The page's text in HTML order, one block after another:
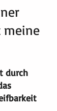
meine
durch